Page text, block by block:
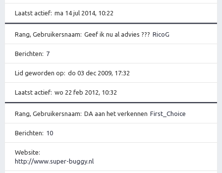
Laatst actief ma 14 jul 2014, 10:22
Rang, Gebruikersnaam Geef ik nu al advies ??? RicoG
Berichten 7
Lid geworden op do 03 dec 2009, 17:32
Laatst actief wo 22 feb 2012, 10:32
Rang, Gebruikersnaam DA aan het verkennen First_Choice
Berichten 10
Website
http://www.super-buggy.nl